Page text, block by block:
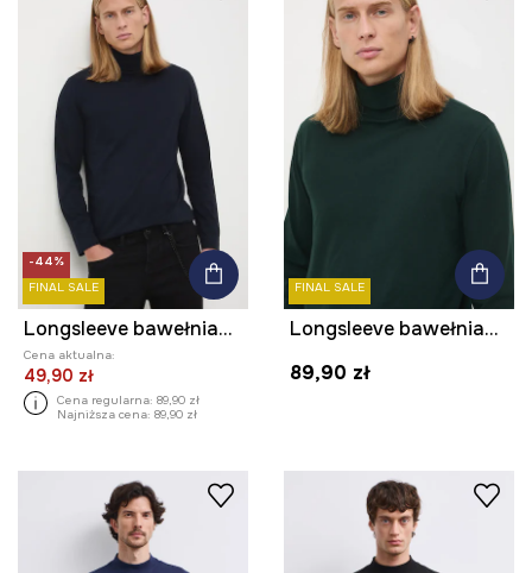
-44%
FINAL SALE
Longsleeve bawełniany męski z domieszką elastanu gładki kolor granatowy
Cena aktualna:
49,90 zł
Cena regularna: 89,90 zł
Najniższa cena: 89,90 zł
FINAL SALE
Longsleeve bawełniany męski z domieszką elastanu gładki kolor zielony
89,90 zł